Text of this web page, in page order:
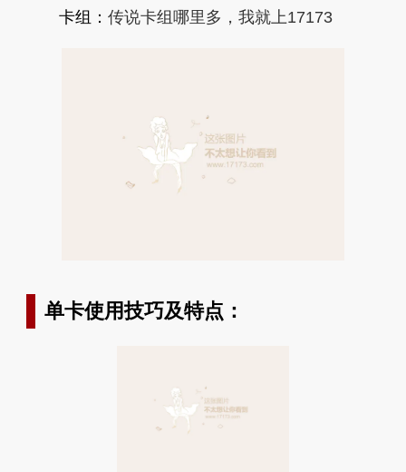
卡组： 传说卡组哪里多，我就上17173
单卡使用技巧及特点：